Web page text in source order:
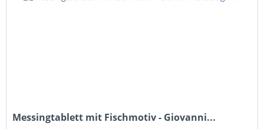
Messingtablett mit Fischmotiv - Giovanni...